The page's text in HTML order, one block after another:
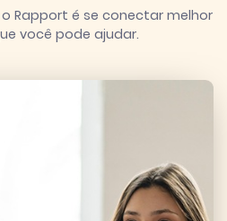
Rapport é se conectar melhor
você pode ajudar.